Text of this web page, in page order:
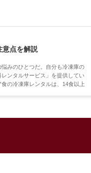
意点を解説
みのひとつだ。自分も冷凍庫の
ンタルサービス」を提供してい
の冷凍庫レンタルは、14食以上